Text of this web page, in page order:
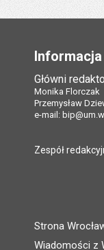
Informacja
Główni
Monika Florczak
Przemysław
e-mail:
Zespół
Strona
Wiadomości z